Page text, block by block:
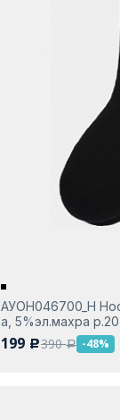
АУОН046700_Н
а, 5%эл.махра
199 c390a -48%